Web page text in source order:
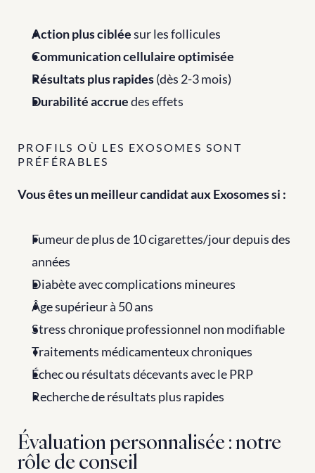
Action plus ciblée sur les follicules
Communication cellulaire optimisée
Résultats plus rapides (dès 2-3 mois)
Durabilité accrue des effets
PROFILS OÙ LES EXOSOMES SONT
PRÉFÉRABLES
Vous êtes un meilleur candidat aux Exosomes si :
Fumeur de plus de 10 cigarettes/jour depuis des
années
Diabète avec complications mineures
Âge supérieur à 50 ans
Stress chronique professionnel non modifiable
Traitements médicamenteux chroniques
Échec ou résultats décevants avec le PRP
Recherche de résultats plus rapides
Évaluation personnalisée : notre
rôle de conseil